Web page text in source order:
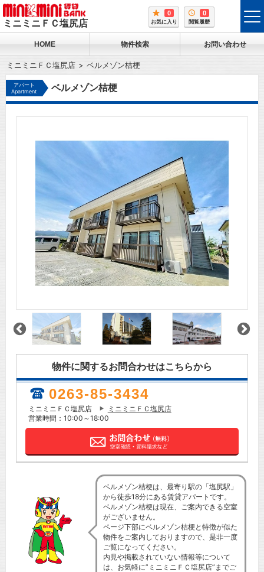
ミニミニＦＣ塩尻店
0
お気に入り
0
閲覧履歴
HOME 物件検索 お問い合わせ
ミニミニＦＣ塩尻店 ベルメゾン桔梗
アパート
Apartment
ベルメゾン桔梗
物件に関するお問合わせはこちらから
0263-85-3434
ミニミニＦＣ塩尻店
ミニミニＦＣ塩尻店
営業時間：10:00～18:00
ベルメゾン桔梗は、最寄り駅の「塩尻駅」
から徒歩18分にある賃貸アパートです。
ベルメゾン桔梗は現在、ご案内できる空室
がございません。
ページ下部にベルメゾン桔梗と特徴が似た
物件をご案内しておりますので、是非一度
ご覧になってください。
内見や掲載されていない情報等について
は、お気軽に”ミニミニＦＣ塩尻店”までご